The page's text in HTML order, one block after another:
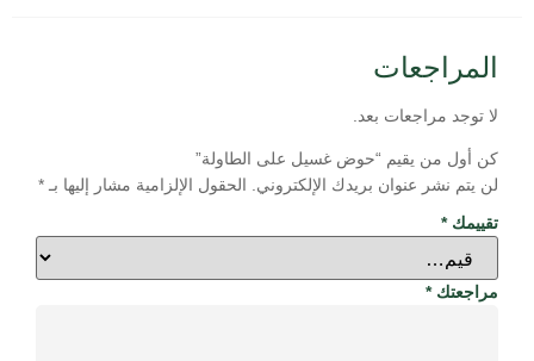
المراجعات
لا توجد مراجعات بعد.
كن أول من يقيم “حوض غسيل على الطاولة”
لن يتم نشر عنوان بريدك الإلكتروني.
الحقول الإلزامية مشار إليها بـ *
تقييمك*
مراجعتك*